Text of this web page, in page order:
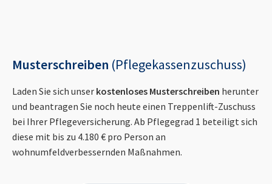
Musterschreiben (Pflegekassenzuschuss)
Laden Sie sich unser kostenloses Musterschreiben herunter
und beantragen Sie noch heute einen Treppenlift-Zuschuss
bei Ihrer Pflegeversicherung. Ab Pflegegrad 1 beteiligt sich
diese mit bis zu 4.180 € pro Person an
wohnumfeldverbessernden Maßnahmen.